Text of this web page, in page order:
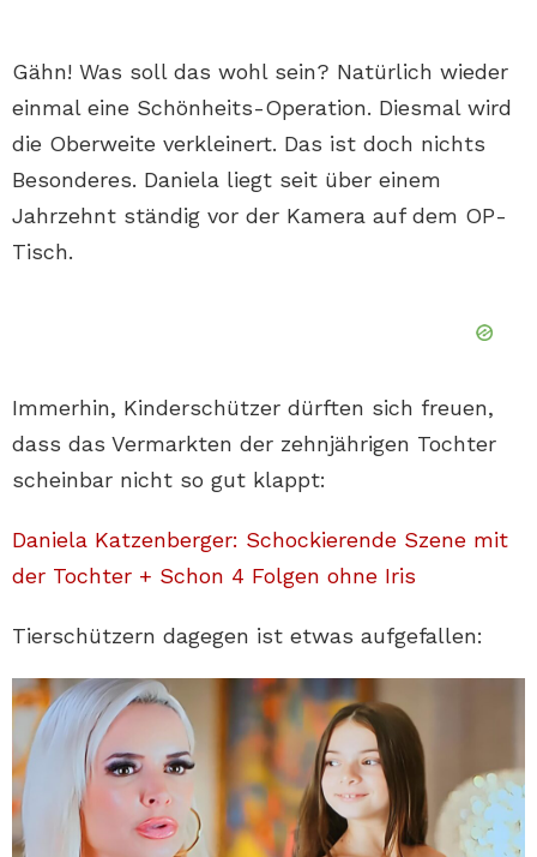
Gähn! Was soll das wohl sein? Natürlich wieder
einmal eine Schönheits-Operation. Diesmal wird
die Oberweite verkleinert. Das ist doch nichts
Besonderes. Daniela liegt seit über einem
Jahrzehnt ständig vor der Kamera auf dem OP-
Tisch.
Immerhin, Kinderschützer dürften sich freuen,
dass das Vermarkten der zehnjährigen Tochter
scheinbar nicht so gut klappt:
Daniela Katzenberger: Schockierende Szene mit
der Tochter + Schon 4 Folgen ohne Iris
Tierschützern dagegen ist etwas aufgefallen: